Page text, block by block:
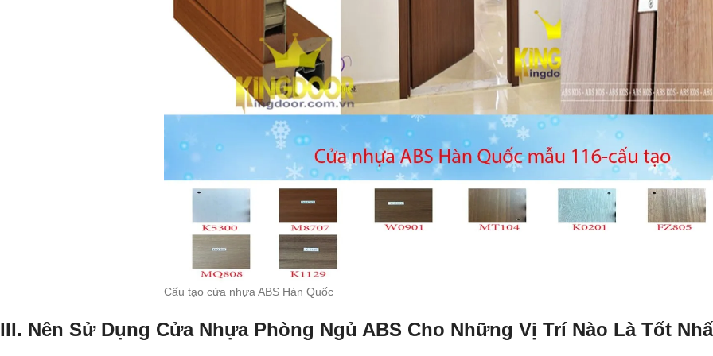
Cấu tạo cửa nhựa ABS Hàn Quốc
III. Nên Sử Dụng Cửa Nhựa Phòng Ngủ ABS Cho Những Vị Trí Nào Là Tốt